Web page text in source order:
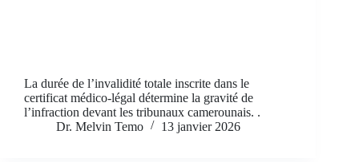
La durée de l’invalidité totale inscrite dans le
certificat médico-légal détermine la gravité de
l’infraction devant les tribunaux camerounais. .
Dr. Melvin Temo
13 janvier 2026